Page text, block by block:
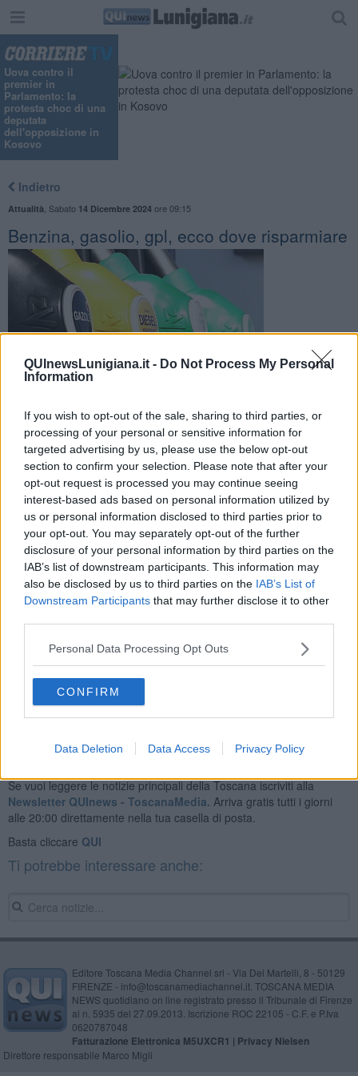
QUInewsLunigiana.it - Do Not Process My Personal
Information
If you wish to opt-out of the sale, sharing to third parties, or
processing of your personal or sensitive information for
targeted advertising by us, please use the below opt-out
section to confirm your selection. Please note that after your
opt-out request is processed you may continue seeing
interest-based ads based on personal information utilized by
us or personal information disclosed to third parties prior to
your opt-out. You may separately opt-out of the further
disclosure of your personal information by third parties on the
IAB’s list of downstream participants. This information may
also be disclosed by us to third parties on the IAB’s List of
Downstream Participants that may further disclose it to other
Personal Data Processing Opt Outs
CONFIRM
Data Deletion Data Access Privacy Policy
Uova contro il
premier in
Parlamento: la
protesta choc di una
deputata
dell'opposizione in
Kosovo
Indietro
Attualità Sabato 14 Dicembre 2024ore 09:15
Benzina, gasolio, gpl, ecco dove risparmiare
Ecco l'elenco dei prezzi del carburante in provincia di Massa-
Carrara. Comune per comune gli impianti più economici dove
fare rifornimento.
PROVINCIA DI MASSA-CARRARA —Questi i prezzi dei carburanti
rilevati al giorno 14 dicembre 2024dalMinistero dello sviluppo
economico
Se vuoi leggere le notizie principali della Toscana iscriviti alla
Newsletter QUInews - ToscanaMedia. Arriva gratis tutti i giorni
alle 20:00 direttamente nella tua casella di posta.
Basta cliccare QUI
Ti potrebbe interessare anche:
Editore Toscana Media Channel srl - Via Dei Martelli, 8 - 50129
FIRENZE - info@toscanamediachannel.it. TOSCANA MEDIA
NEWS quotidiano on line registrato presso il Tribunale di Firenze
al n. 5935 del 27.09.2013. Iscrizione ROC 22105 - C.F. e P.Iva
0620787048
Fatturazione Elettronica M5UXCR1 | Privacy Nielsen
Direttore responsabile Marco Migli